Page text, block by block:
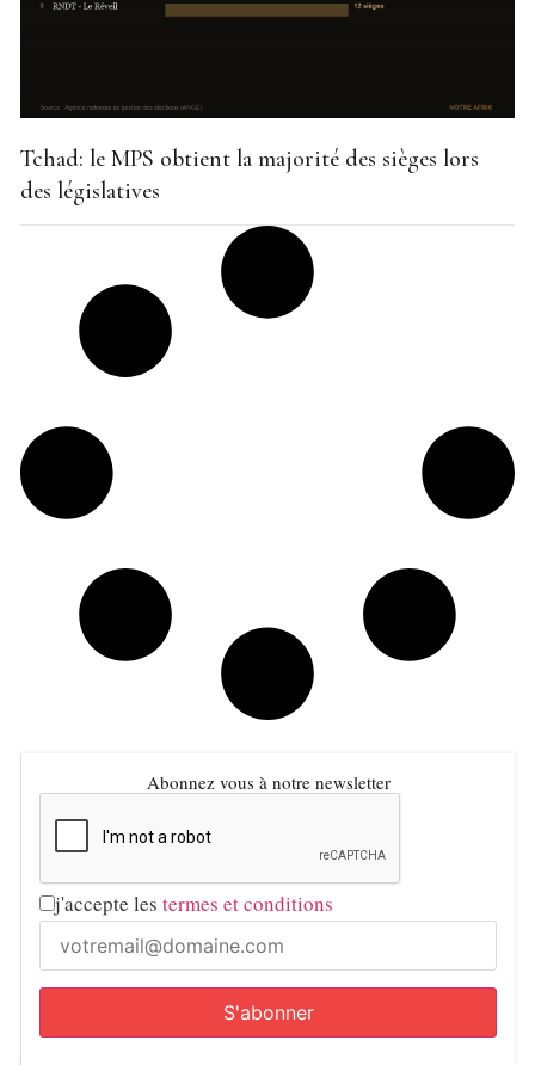
Tchad: le MPS obtient la majorité des sièges lors
des législatives
Abonnez vous à notre newsletter
j'accepte les termes et conditions